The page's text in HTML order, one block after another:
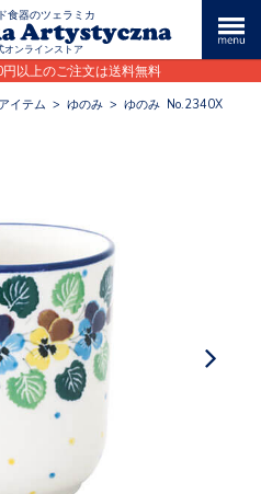
食器のツェラミカ
オンラインストア
以上のご注文は送料無料
イテム > ゆのみ > ゆのみ No.2340X